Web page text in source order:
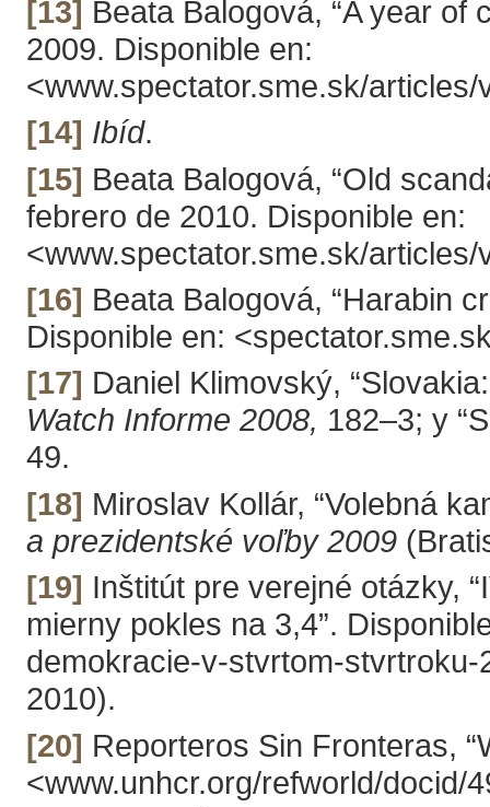
[13] Beata Balogová, “A year of
2009. Disponible en:
<www.spectator.sme.sk/
[14] Ibíd.
[15] Beata Balogová, “Old
febrero de 2010. Disponible en:
<www.spectator.sme.sk/
[16] Beata Balogová, “Harabin
Disponible en:
[17] Daniel Klimovský,
Watch Informe 2008, 182–3; y
49.
[18] Miroslav Kollár, “Volebná
a prezidentské voľby 2009
[19] Inštitút pre verejné otázky,
mierny pokles na 3,4”.
demokracie-v-stvrtom-
2010).
[20] Reporteros Sin Fronteras,
<www.unhcr.org/refworld/docid/